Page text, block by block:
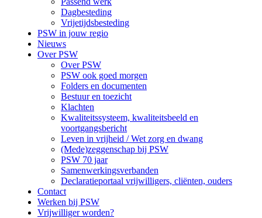
Dagbesteding
Vrijetijdsbesteding
PSW in jouw regio
Nieuws
Over PSW
Over PSW
PSW ook goed morgen
Folders en documenten
Bestuur en toezicht
Klachten
Kwaliteitssysteem, kwaliteitsbeeld en
voortgangsbericht
Leven in vrijheid / Wet zorg en dwang
(Mede)zeggenschap bij PSW
PSW 70 jaar
Samenwerkingsverbanden
Declaratieportaal vrijwilligers, cliënten, ouders
Contact
Werken bij PSW
Vrijwilliger worden?